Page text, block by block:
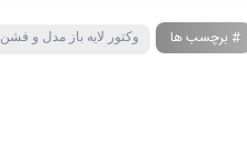
# برچسب ها وکتور لایه باز مدل و فشن